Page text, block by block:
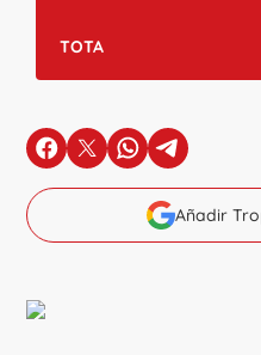
TOTA
en Facebook
en Xen Whatsapp
en
Añadir